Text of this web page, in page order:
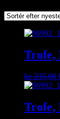
Trofe,
kr.235,00
Trofe,